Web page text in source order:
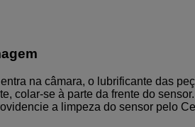
na câmara, o lubrificante das
colar-se à parte da frente do
a limpeza do sensor pelo